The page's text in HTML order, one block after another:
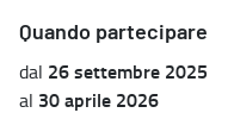
Quando partecipare
dal 26 settembre 2025
al 30 aprile 2026